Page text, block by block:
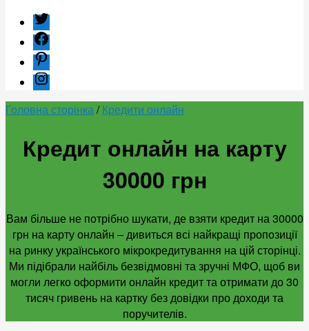
twitter
facebook
pinterest
instagram
Головна сторінка/Кредити онлайн
Кредит онлайн на карту
30000 грн
Вам більше не потрібно шукати, де взяти кредит на 30000
грн на карту онлайн – дивиться всі найкращі пропозиції
на ринку українського мікрокредитування на цій сторінці.
Ми підібрали найбіль безвідмовні та зручні МФО, щоб ви
могли легко оформити онлайн кредит та отримати до 30
тисяч гривень на картку без довідки про доходи та
поручителів.